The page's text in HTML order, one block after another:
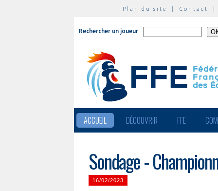
Plan du site | Contact
Rechercher un joueur
ACCUEIL DÉCOUVRIR FFE
Sondage -
16/02/2023